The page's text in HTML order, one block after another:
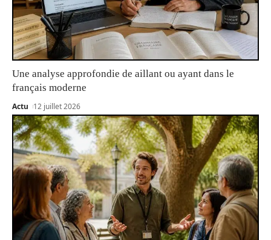
Une analyse approfondie de aillant ou ayant dans le
français moderne
Actu 12 juillet 2026